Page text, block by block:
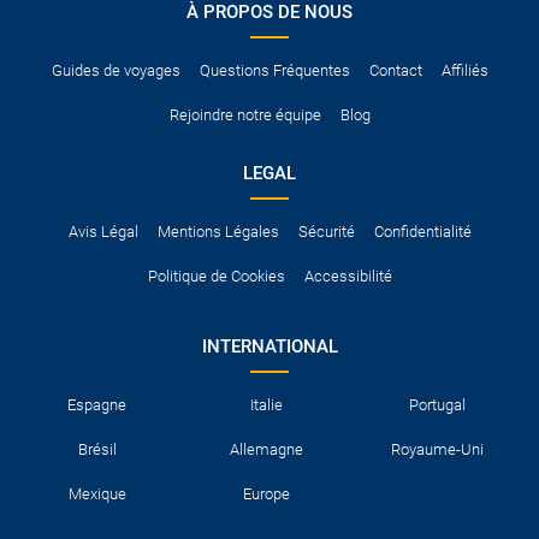
Pour vous en assurer, vous pouvez vous renseigner auprès des
services consulaires du pays concerné.
À PROPOS DE NOUS
Guides de voyages Questions Fréquentes Contact Affiliés
Rejoindre notre équipe Blog
LEGAL
Avis Légal Mentions Légales Sécurité Confidentialité
Politique de Cookies Accessibilité
INTERNATIONAL
Espagne Italie Portugal
Brésil Allemagne Royaume-Uni
Mexique Europe